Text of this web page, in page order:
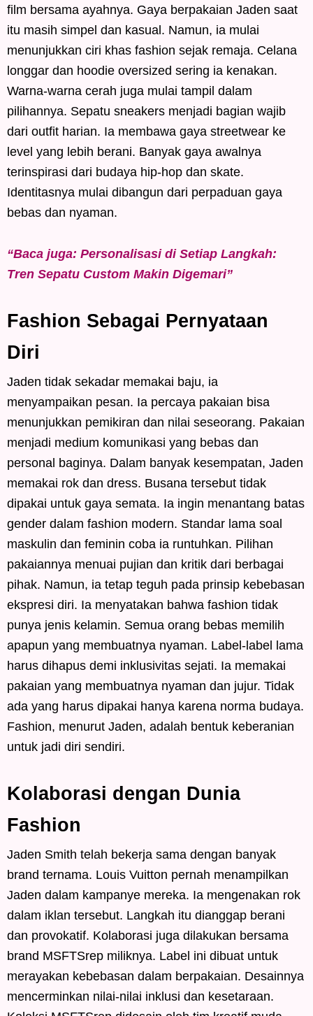
film bersama ayahnya. Gaya berpakaian Jaden saat
itu masih simpel dan kasual. Namun, ia mulai
menunjukkan ciri khas fashion sejak remaja. Celana
longgar dan hoodie oversized sering ia kenakan.
Warna-warna cerah juga mulai tampil dalam
pilihannya. Sepatu sneakers menjadi bagian wajib
dari outfit harian. Ia membawa gaya streetwear ke
level yang lebih berani. Banyak gaya awalnya
terinspirasi dari budaya hip-hop dan skate.
Identitasnya mulai dibangun dari perpaduan gaya
bebas dan nyaman.
“Baca juga: Personalisasi di Setiap Langkah:
Tren Sepatu Custom Makin Digemari”
Fashion Sebagai Pernyataan
Diri
Jaden tidak sekadar memakai baju, ia
menyampaikan pesan. Ia percaya pakaian bisa
menunjukkan pemikiran dan nilai seseorang. Pakaian
menjadi medium komunikasi yang bebas dan
personal baginya. Dalam banyak kesempatan, Jaden
memakai rok dan dress. Busana tersebut tidak
dipakai untuk gaya semata. Ia ingin menantang batas
gender dalam fashion modern. Standar lama soal
maskulin dan feminin coba ia runtuhkan. Pilihan
pakaiannya menuai pujian dan kritik dari berbagai
pihak. Namun, ia tetap teguh pada prinsip kebebasan
ekspresi diri. Ia menyatakan bahwa fashion tidak
punya jenis kelamin. Semua orang bebas memilih
apapun yang membuatnya nyaman. Label-label lama
harus dihapus demi inklusivitas sejati. Ia memakai
pakaian yang membuatnya nyaman dan jujur. Tidak
ada yang harus dipakai hanya karena norma budaya.
Fashion, menurut Jaden, adalah bentuk keberanian
untuk jadi diri sendiri.
Kolaborasi dengan Dunia
Fashion
Jaden Smith telah bekerja sama dengan banyak
brand ternama. Louis Vuitton pernah menampilkan
Jaden dalam kampanye mereka. Ia mengenakan rok
dalam iklan tersebut. Langkah itu dianggap berani
dan provokatif. Kolaborasi juga dilakukan bersama
brand MSFTSrep miliknya. Label ini dibuat untuk
merayakan kebebasan dalam berpakaian. Desainnya
mencerminkan nilai-nilai inklusi dan kesetaraan.